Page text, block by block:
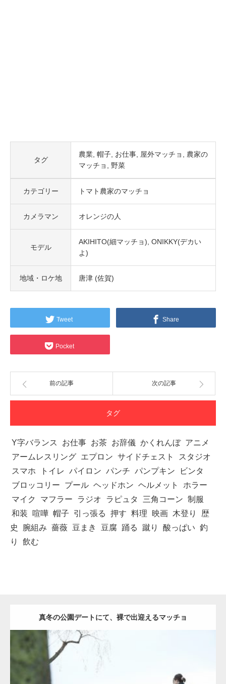
タグ
農業 帽子 お仕事 屋外マッチョ
農家の
マッチョ
野菜
カテゴリー トマト農家のマッチョ
カメラマン オレンジの人
モデル
AKIHITO(細マッチョ) ONIKKY(デカい
よ)
地域・ロケ地 唐津 (佐賀)
Tweet Share
Pocket
前の記事 次の記事
タグ
Y字バランス お仕事 お茶 お辞儀 かくれんぼ アニメ
アームレスリング エプロン サイドチェスト
スタジオ
スマホ
トイレ パイロン パンチ パンプキン
ビンタ
ブロッコリー
プール ヘッドホン ヘルメット
ホラー
マイク
マフラー ラジオ ラピュタ 三角コーン 制服
和装
喧嘩 帽子 引っ張る 押す 料理 映画 木登り
歴
史
腕組み 薔薇 豆まき 豆腐 踊る 蹴り 酸っぱい 釣
り
飲む
真冬の公園デートにて、裸で出迎えるマッチョ